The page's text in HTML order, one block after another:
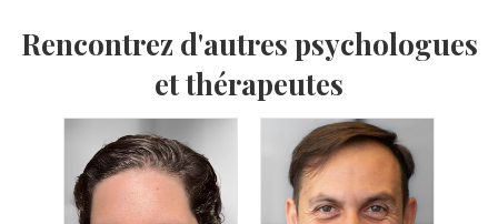
Rencontrez d'autres psychologues
et thérapeutes